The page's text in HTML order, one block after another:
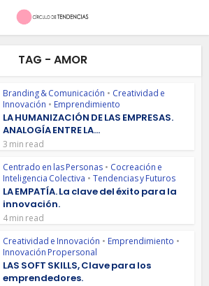
TAG - AMOR
Branding & Comunicación • Creatividad e
Innovación • Emprendimiento
LA HUMANIZACIÓN DE LAS EMPRESAS.
ANALOGÍA ENTRE LA...
3 min read
Centrado en las Personas • Cocreación e
Inteligencia Colectiva • Tendencias y Futuros
LA EMPATÍA. La clave del éxito para la
innovación.
4 min read
Creatividad e Innovación • Emprendimiento •
Innovación Propersonal
LAS SOFT SKILLS, Clave para los
emprendedores.